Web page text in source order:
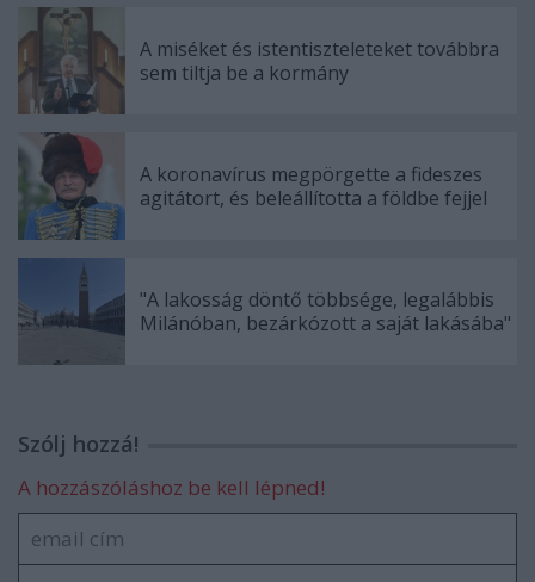
A miséket és istentiszteleteket továbbra
sem tiltja be a kormány
A koronavírus megpörgette a fideszes
agitátort, és beleállította a földbe fejjel
"A lakosság döntő többsége, legalábbis
Milánóban, bezárkózott a saját lakásába"
Szólj hozzá!
A hozzászóláshoz be kell lépned!